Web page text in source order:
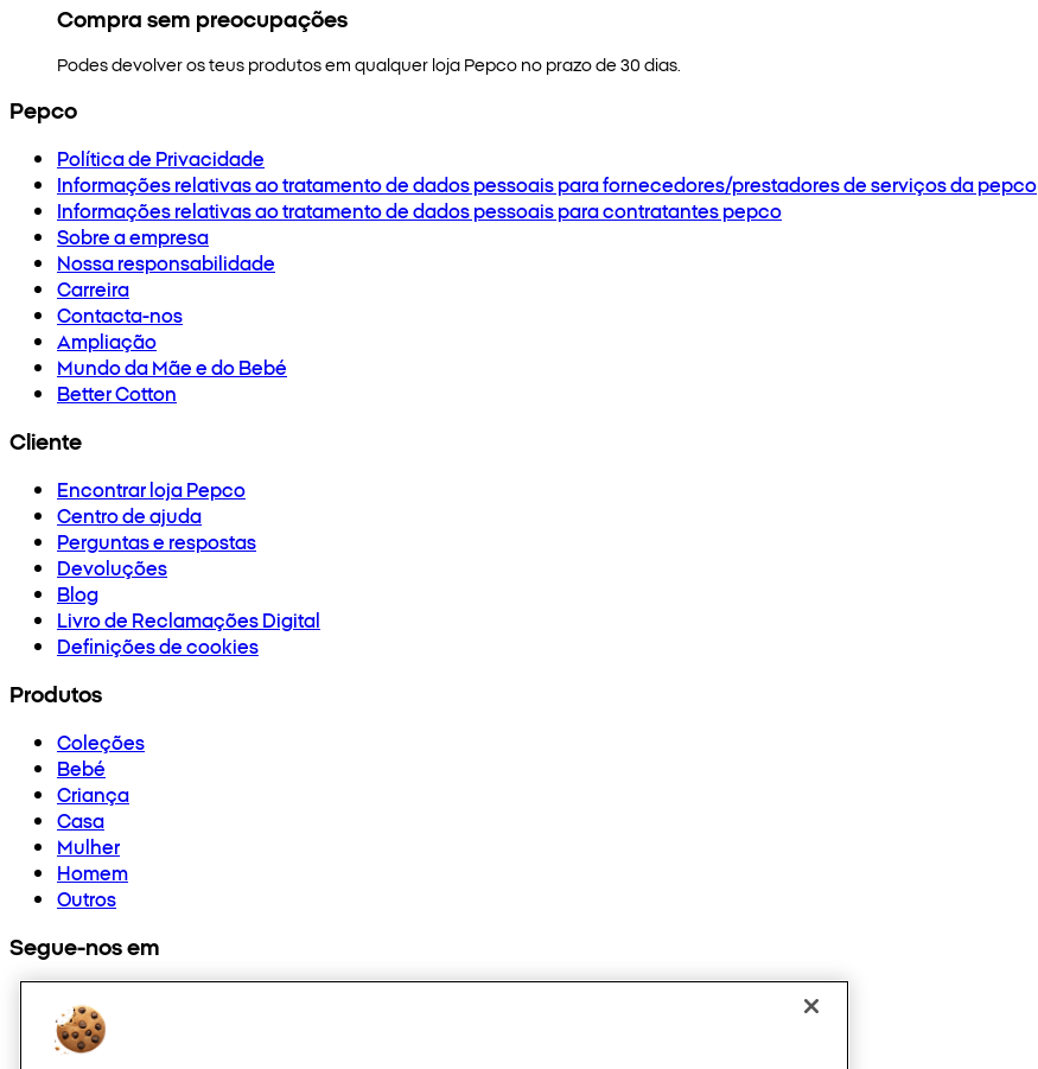
Compra sem preocupações
Podes devolver os teus produtos em qualquer loja Pepco no prazo de 30 dias.
Pepco
Política de Privacidade
Informações relativas ao tratamento de dados pessoais para fornecedores/prestadores de serviços da pepco
Informações relativas ao tratamento de dados pessoais para contratantes pepco
Sobre a empresa
Nossa responsabilidade
Carreira
Contacta-nos
Ampliação
Mundo da Mãe e do Bebé
Better Cotton
Cliente
Encontrar loja Pepco
Centro de ajuda
Perguntas e respostas
Devoluções
Blog
Livro de Reclamações Digital
Definições de cookies
Produtos
Coleções
Bebé
Criança
Casa
Mulher
Homem
Outros
Segue-nos em